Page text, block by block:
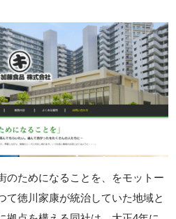
のためになることを、をモットー
て徳川家康が統治していた地域と